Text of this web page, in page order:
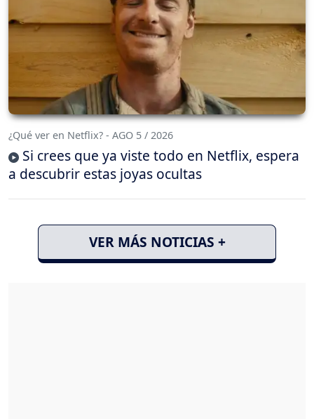
¿Qué ver en Netflix? - AGO 5 / 2026
Si crees que ya viste todo en Netflix, espera
a descubrir estas joyas ocultas
VER MÁS NOTICIAS +